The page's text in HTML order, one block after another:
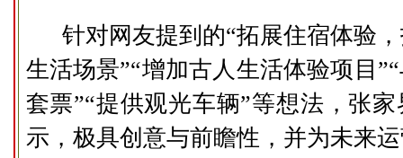
针对网友提到的“拓展住宿体验
生活场景”“增加古人生活体验项目
套票”“提供观光车辆”等想法，张
示，极具创意与前瞻性，并为未来